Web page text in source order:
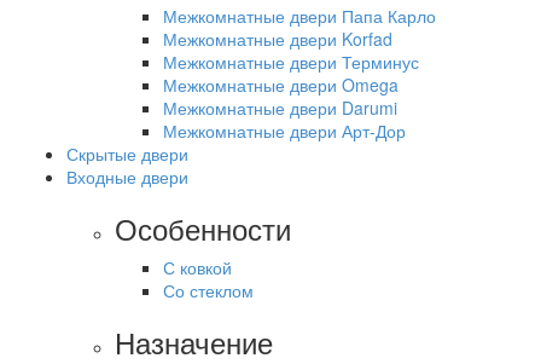
Межкомнатные двери Папа Карло
Межкомнатные двери Korfad
Межкомнатные двери Терминус
Межкомнатные двери Omega
Межкомнатные двери Darumi
Межкомнатные двери Арт-Дор
Скрытые двери
Входные двери
Особенности
С ковкой
Со стеклом
Назначение